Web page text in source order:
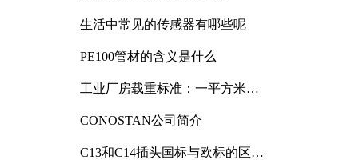
生活中常见的传感器有哪些呢
PE100管材的含义是什么
工业厂房载重标准：一平方米能
CONOSTAN公司简介
C13和C14插头国标与欧标的区别